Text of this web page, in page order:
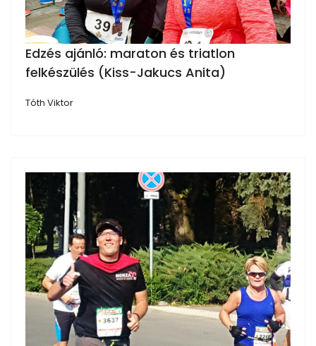
Edzés ajánló: maraton és triatlon
felkészülés (Kiss-Jakucs Anita)
Tóth Viktor